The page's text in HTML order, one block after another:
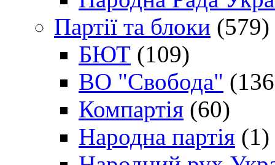
Партії та блоки (579)
БЮТ (109)
ВО "Свобода"
Компартія (60)
Народна партія (1)